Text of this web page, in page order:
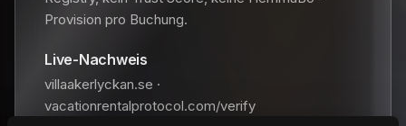
Provision pro Buchung.
Live-Nachweis
villaakerlyckan.se ·
vacationrentalprotocol.com/verify